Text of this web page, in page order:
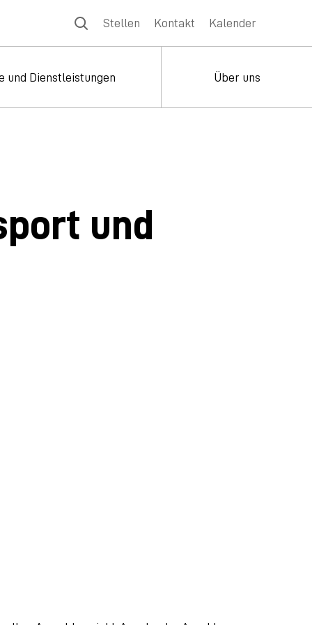
Stellen Kontakt Kalender
und Dienstleistungen Über uns
und